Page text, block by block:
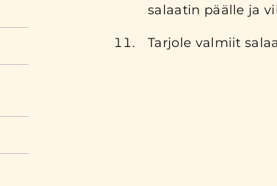
salaatin päälle ja
Tarjole valmiit